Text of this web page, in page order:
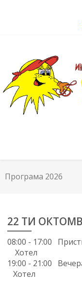
Програма 2026
22 ТИ
08:00 - 17:00
Хотел
19:00 -